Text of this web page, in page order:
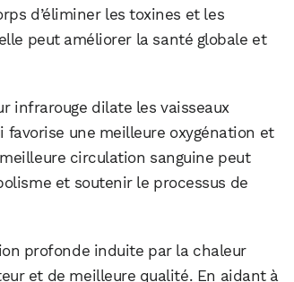
d’éliminer les toxines et les
peut améliorer la santé globale et
infrarouge dilate les vaisseaux
une meilleure oxygénation et
circulation sanguine peut
et soutenir le processus de
profonde induite par la chaleur
et de meilleure qualité. En aidant à